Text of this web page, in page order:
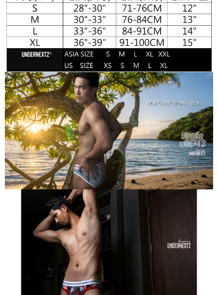
結帳頁面，進行簡訊認證並確認金額後，即可完成結帳。
２．訂單成立數日內，您將收到繳費通知簡訊。
３．收到繳費通知簡訊後14天內，點擊此簡訊中的連結，可透過四大超商／
ATM／網路銀行／等多元方式進行付款，方視為交易完成。
※ 請注意：結帳手續完成當下不需立刻繳費，但若您需要取消訂單，請聯絡
購買商品的店家。未經商家同意取消之訂單仍視為有效，需透過AFTEE先享
後付繳納相關費用。
※ 交易是否成功請以「AFTEE先享後付 」之結帳頁面顯示為準，若有關於
是否繳費成功／繳費後需取消欲退款等相關疑問，請聯繫「AFTEE先享後付
客戶支援中心」https://netprotections.freshdesk.com/support/home
【注意事項】
１．透過由恩沛科技股份有限公司提供之「AFTEE先享後付」服務完成之交
易，需依本服務之必要範圍內提供個人資料，並將交易相關給付款項請求債
權轉讓予恩沛科技股份有限公司。
２．關於個人資料處理事宜，請瀏覽以下網址：
https://aftee.tw/terms/#terms3
３．未成年的使用者請事先徵得法定代理人或監護人之同意方可使用
「AFTEE先享後付」，若未經同意申辦者引起之損失，本公司不負相關責
任。
４．使用「AFTEE先享後付」時，將依據個別帳號之用戶狀況，依本公司即
時審查核予不同之上限額度；若仍有額度不足之情形，本公司將視審查結果
請求用戶進行身份認證。
５．嚴禁一人註冊多個帳號或使用他人資訊註冊。若發現惡意使用之情形，
恩沛科技股份有限公司將有權停止該用戶之使用額度並採取法律行動。
付款後全家取貨
每筆NT$65，滿NT$1,000(含以上)免運費
7-11取貨付款
每筆NT$65，滿NT$1,000(含以上)免運費
每筆NT$65，滿NT$1,000(含以上)免運費
宅配
每筆NT$105，滿NT$1,000(含以上)免運費
郵局國際包裹寄送 查看運費
國家/地區配送順豐特快 查看運費